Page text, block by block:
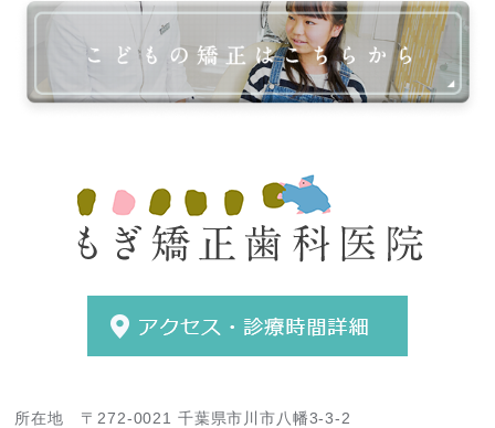
所在地
〒272-0021 千葉県市川市八幡3-3-2